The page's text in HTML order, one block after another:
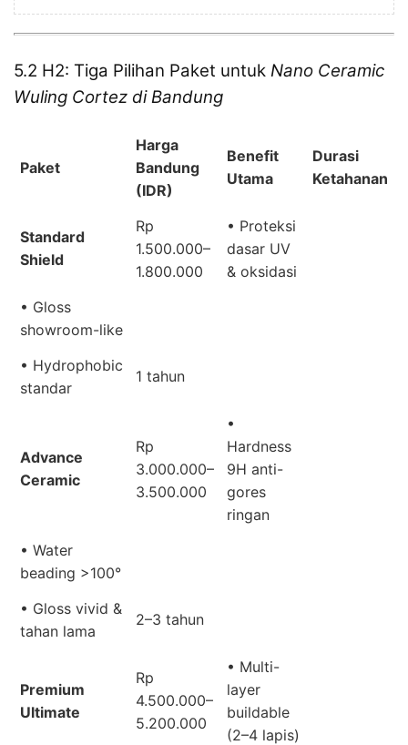
5.2 H2: Tiga Pilihan Paket untuk Nano Ceramic
Wuling Cortez di Bandung
Paket
Harga
Bandung
(IDR)
Benefit
Utama
Durasi
Ketahanan
Standard
Shield
Rp
1.500.000–
1.800.000
• Proteksi
dasar UV
& oksidasi
• Gloss
showroom-like
• Hydrophobic
standar
1 tahun
Advance
Ceramic
Rp
3.000.000–
3.500.000
•
Hardness
9H anti-
gores
ringan
• Water
beading >100°
• Gloss vivid &
tahan lama
2–3 tahun
Premium
Ultimate
Rp
4.500.000–
5.200.000
• Multi-
layer
buildable
(2–4 lapis)